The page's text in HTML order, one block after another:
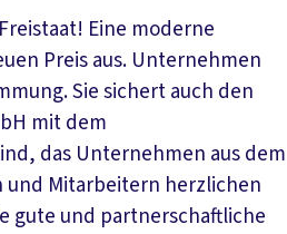
Eine moderne
Preis aus. Unternehmen
Sie sichert auch den
mit dem
das Unternehmen aus dem
und Mitarbeitern herzlichen
gute und partnerschaftliche